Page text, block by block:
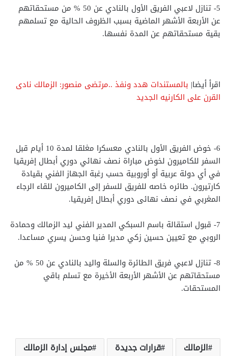
5- تنازل لاعبي الفريق الأول بالنادي عن 50 % من مستحقاتهم
عن الأربعة الأشهر الماضية بسبب الظروف الحالية مع تسلمهم
بقية مستحقاتهم عن المدة نفسها.
اقرأ أيضا| بالمستندات هدد ونفذ ..مرتضى منصور: الزمالك نادى
القرن على الكارنيه الجديد
6- خوض الفريق الأول بالنادي معسكرا مغلقا لمدة 10 أيام قبل
السفر للكاميرون لخوض مباراة نصف نهائي دوري أبطال إفريقيا
في أي دولة عربية أو أوروبية حسب رغبة الجهاز الفني بقيادة
كارتيرون. طائره خاصه للفريق للسفر إلى الكاميرون للقاء الرجاء
المغربي في نصف نهائى دوري أبطال إفريقيا.
7- قبول استقالة باسم السبكي المدير الفني ليد الزمالك وحمادة
الروبي مع تعيين حسين زكي مديرا فنيا وحسن يسري مساعدا.
8- تنازل لاعبي فريق الطائرة والسلة واليد بالنادي عن 50 % من
مستحقاتهم عن الأشهر الأربعة الأخيرة مع تسلم باقي
المستحقات.
الزمالك قرارات جديدة مجلس إدارة الزمالك